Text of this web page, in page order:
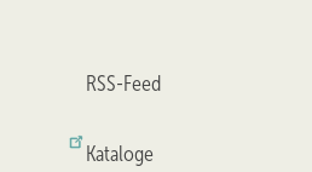
RSS-Feed
Kataloge